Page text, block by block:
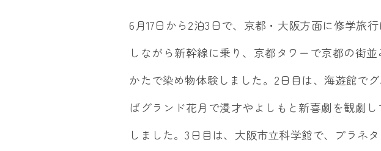
6月17日から2泊3日で、京都・大阪方面に修学旅
しながら新幹線に乗り、京都タワーで京都の街
かたで染め物体験しました。2日目は、海遊館で
ばグランド花月で漫才やよしもと新喜劇を観劇
しました。3日目は、大阪市立科学館で、プラネ